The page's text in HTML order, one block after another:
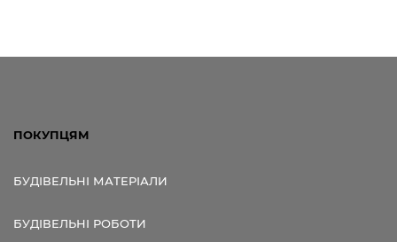
ПОКУПЦЯМ
БУДІВЕЛЬНІ МАТЕРІАЛИ
БУДІВЕЛЬНІ РОБОТИ